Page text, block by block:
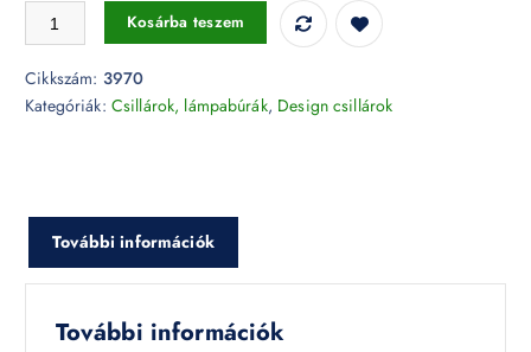
26W LED dimmelhető design csillár szögletes fehér - 3970 mennyiség
Kosárba teszem
Cikkszám: 3970
Kategóriák: Csillárok, lámpabúrák, Design csillárok
További információk
További információk